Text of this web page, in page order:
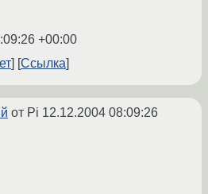
+00:00
Ссылка
от Pi 12.12.2004 08:09:26